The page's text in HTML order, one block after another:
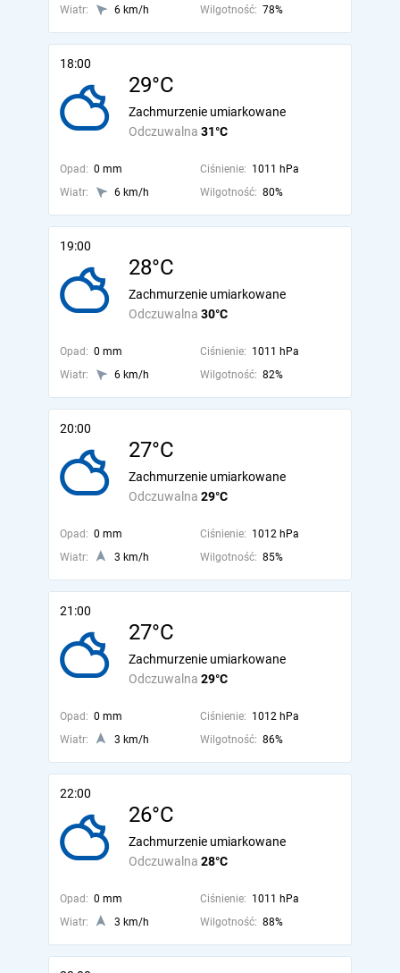
Wiatr:
6 km/h Wilgotność: 78%
18:00
29°C
Odczuwalna 31°C
Zachmurzenie umiarkowane
Opad: 0 mm Ciśnienie: 1011 hPa
Wiatr:
6 km/h Wilgotność: 80%
19:00
28°C
Odczuwalna 30°C
Zachmurzenie umiarkowane
Opad: 0 mm Ciśnienie: 1011 hPa
Wiatr:
6 km/h Wilgotność: 82%
20:00
27°C
Odczuwalna 29°C
Zachmurzenie umiarkowane
Opad: 0 mm Ciśnienie: 1012 hPa
Wiatr:
3 km/h Wilgotność: 85%
21:00
27°C
Odczuwalna 29°C
Zachmurzenie umiarkowane
Opad: 0 mm Ciśnienie: 1012 hPa
Wiatr:
3 km/h Wilgotność: 86%
22:00
26°C
Odczuwalna 28°C
Zachmurzenie umiarkowane
Opad: 0 mm Ciśnienie: 1011 hPa
Wiatr:
3 km/h Wilgotność: 88%